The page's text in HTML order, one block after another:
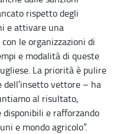
rispetto degli
e attivare una
le organizzazioni di
e modalità di queste
La priorità è pulire
vettore – ha
al risultato,
e rafforzando
e mondo agricolo”.